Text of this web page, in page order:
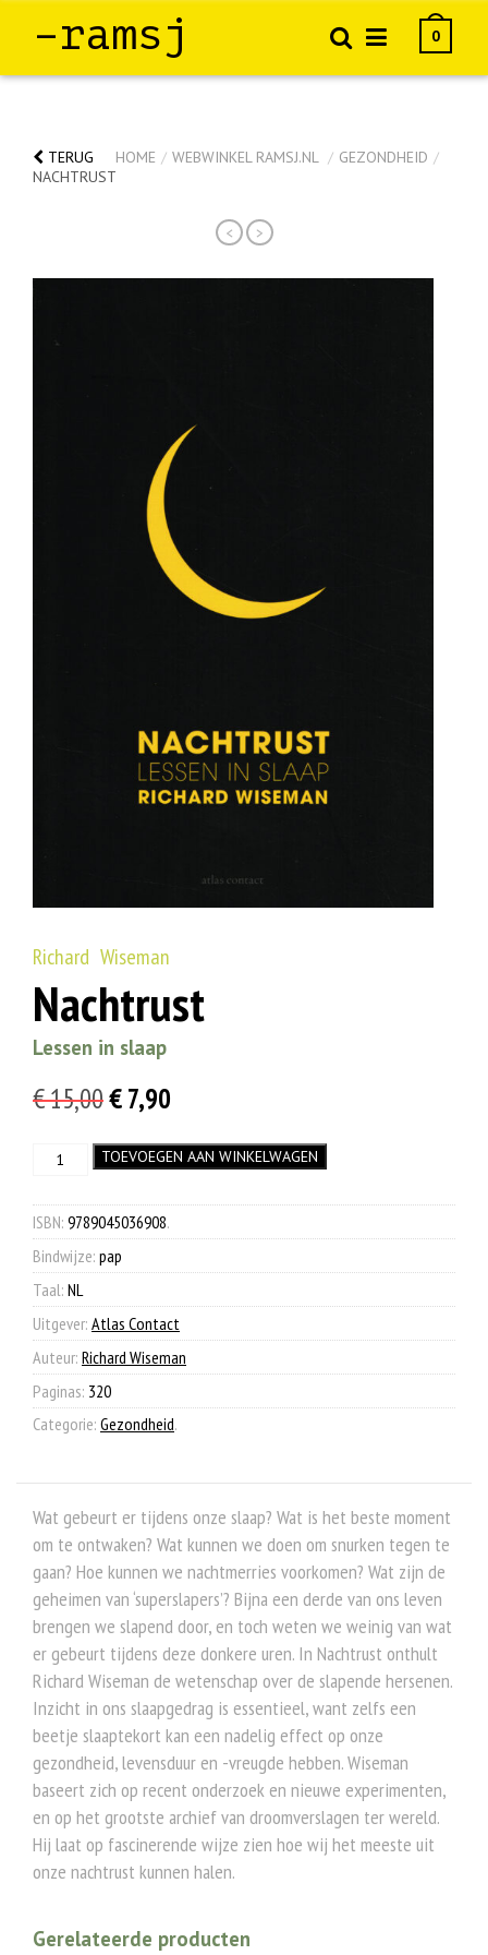
–ramsj 0
TERUG HOME / WEBWINKEL RAMSJ.NL / GEZONDHEID /
NACHTRUST
< >
Richard Wiseman
Nachtrust
Lessen in slaap
€15,00Oorspronkelijke
was:
€ 15,00.
€7,90
is:
€ 7,90.
Nachtrust
TOEVOEGEN AAN WINKELWAGEN
ISBN: 9789045036908.
Bindwijze: pap
Taal: NL
Uitgever: Atlas Contact
Auteur: Richard Wiseman
Paginas: 320
Categorie: Gezondheid.
Wat gebeurt er tijdens onze slaap? Wat is het beste moment
om te ontwaken? Wat kunnen we doen om snurken tegen te
gaan? Hoe kunnen we nachtmerries voorkomen? Wat zijn de
geheimen van ‘superslapers’? Bijna een derde van ons leven
brengen we slapend door, en toch weten we weinig van wat
er gebeurt tijdens deze donkere uren. In Nachtrust onthult
Richard Wiseman de wetenschap over de slapende hersenen.
Inzicht in ons slaapgedrag is essentieel, want zelfs een
beetje slaaptekort kan een nadelig effect op onze
gezondheid, levensduur en -vreugde hebben. Wiseman
baseert zich op recent onderzoek en nieuwe experimenten,
en op het grootste archief van droomverslagen ter wereld.
Hij laat op fascinerende wijze zien hoe wij het meeste uit
onze nachtrust kunnen halen.
Gerelateerde producten